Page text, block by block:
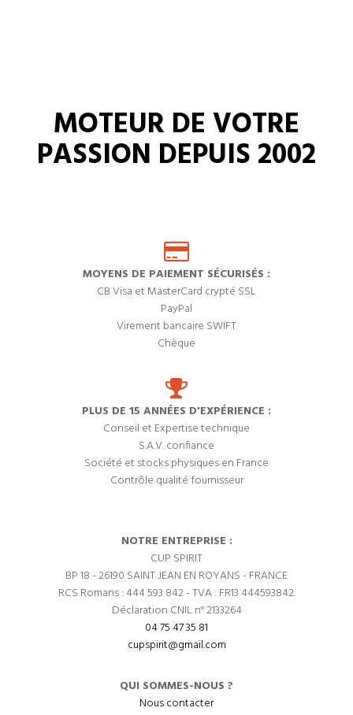
MOTEUR DE VOTRE
PASSION DEPUIS 2002
MOYENS DE PAIEMENT SÉCURISÉS :
CB Visa et MasterCard crypté SSL
PayPal
Virement bancaire SWIFT
Chèque
PLUS DE 15 ANNÉES D'EXPÉRIENCE :
Conseil et Expertise technique
S.A.V. confiance
Société et stocks physiques en France
Contrôle qualité fournisseur
NOTRE ENTREPRISE :
CUP SPIRIT
BP 18 - 26190 SAINT JEAN EN ROYANS - FRANCE
RCS Romans : 444 593 842 - TVA : FR13 444593842.
Déclaration CNIL n° 2133264
04 75 47 35 81
cupspirit@gmail.com
QUI SOMMES-NOUS ?
Nous contacter